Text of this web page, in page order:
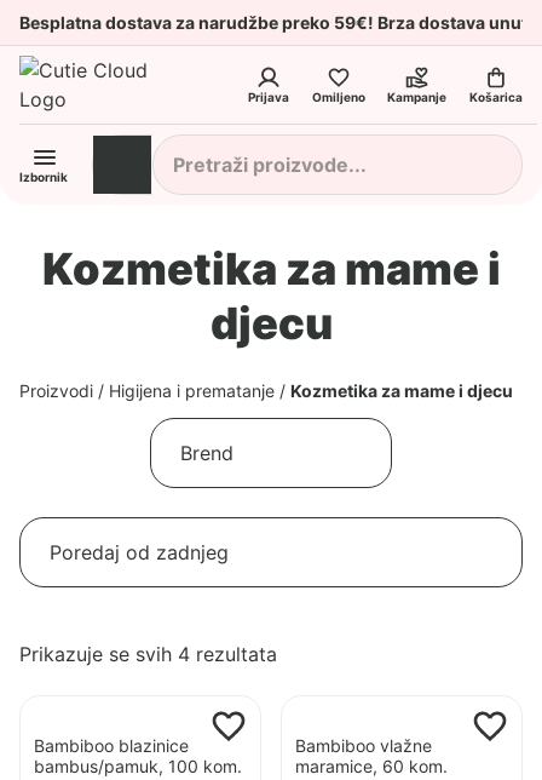
Besplatna dostava za narudžbe preko 59€! Brza dostava
Prijava Omiljeno Kampanje Košarica
Izbornik
Kozmetika za mame i
djecu
Proizvodi / Higijena i prematanje / Kozmetika za mame i djecu
Prikazuje se svih 4 rezultata
proizvod
Bambiboo
Bambiboo blazinice
bambus/pamuk, 100 kom.
proizvod
Bambiboo
Bambiboo vlažne
maramice, 60 kom.